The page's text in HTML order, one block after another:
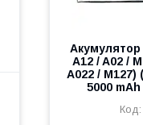
Акумулятор
A12 / A02 /
A022 / M127)
5000